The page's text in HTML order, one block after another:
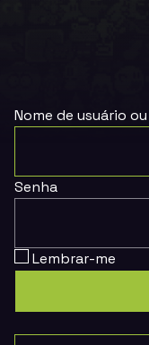
Nome de usuário
Senha
Lembrar-me